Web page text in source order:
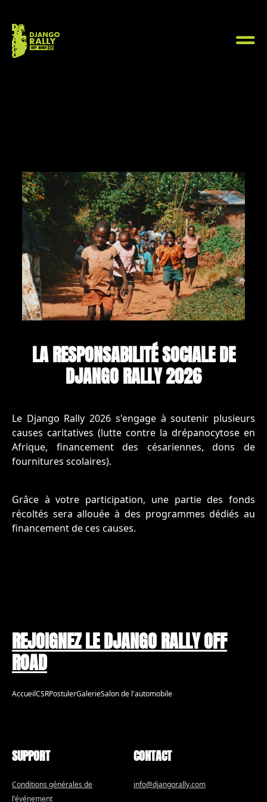
LA RESPONSABILITÉ SOCIALE DE
DJANGO RALLY 2026
Le Django Rally 2026 s'engage à soutenir plusieurs
causes caritatives (lutte contre la drépanocytose en
Afrique, financement des césariennes, dons de
fournitures scolaires).
Grâce à votre participation, une partie des fonds
récoltés sera allouée à des programmes dédiés au
financement de ces causes.
REJOIGNEZ LE DJANGO RALLY OFF
ROAD
AccueilCSRPostulerGalerieSalon de l'automobile
SUPPORT
Conditions générales de
l'événement
CONTACT
info@djangorally.com